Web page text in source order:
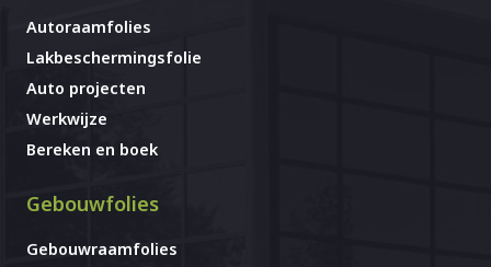
Autoraamfolies
Lakbeschermingsfolie
Auto projecten
Werkwijze
Bereken en boek
Gebouwfolies
Gebouwraamfolies